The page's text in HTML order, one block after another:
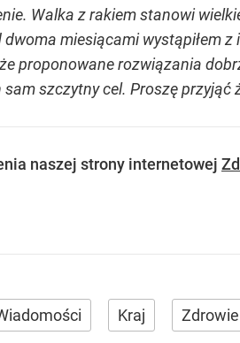
Walka z rakiem stanowi
miesiącami wystąpiłem
proponowane rozwiązania
sam szczytny cel. Proszę
naszej strony internetowej
Kraj Zdrowie